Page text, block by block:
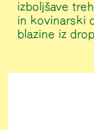
izboljšave
in kovinarski
blazine iz